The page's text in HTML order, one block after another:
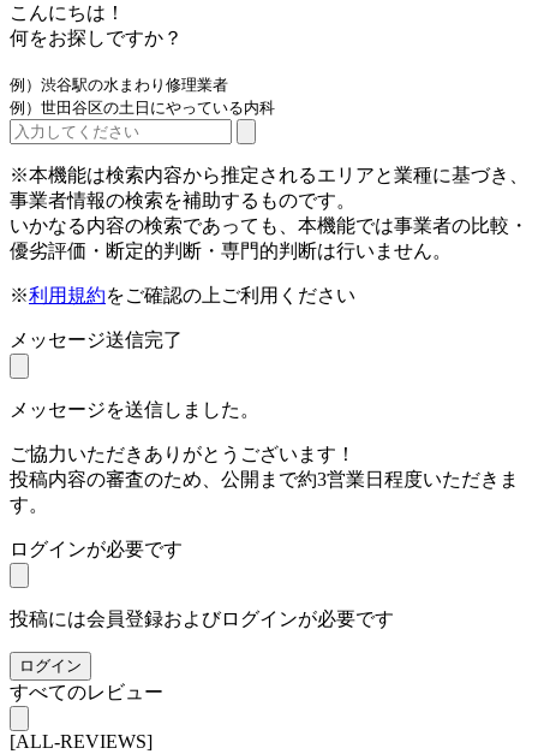
こんにちは！
何をお探しですか？
例）渋谷駅の水まわり修理業者
例）世田谷区の土日にやっている内科
※本機能は検索内容から推定されるエリアと業種に基づき、
事業者情報の検索を補助するものです。
いかなる内容の検索であっても、本機能では事業者の比較・
優劣評価・断定的判断・専門的判断は行いません。
※利用規約をご確認の上ご利用ください
メッセージ送信完了
メッセージを送信しました。
ご協力いただきありがとうございます！
投稿内容の審査のため、公開まで約3営業日程度いただきま
す。
ログインが必要です
投稿には会員登録およびログインが必要です
ログイン
すべてのレビュー
[ALL-REVIEWS]